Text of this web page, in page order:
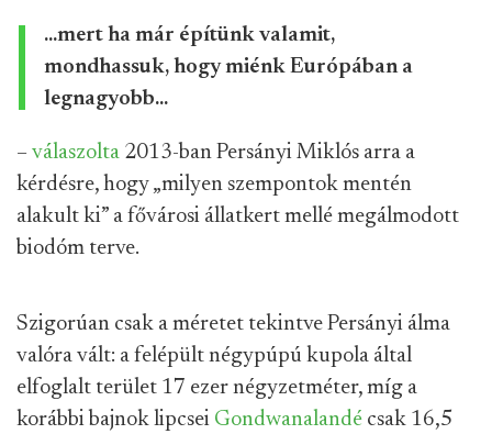
...mert ha már építünk valamit,
mondhassuk, hogy miénk Európában a
legnagyobb...
– válaszolta 2013-ban Persányi Miklós arra a
kérdésre, hogy „milyen szempontok mentén
alakult ki” a fővárosi állatkert mellé megálmodott
biodóm terve.
Szigorúan csak a méretet tekintve Persányi álma
valóra vált: a felépült négypúpú kupola által
elfoglalt terület 17 ezer négyzetméter, míg a
korábbi bajnok lipcsei Gondwanalandé csak 16,5